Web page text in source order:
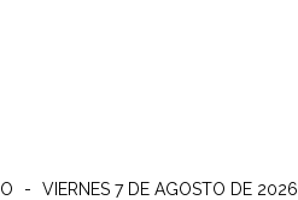
- VIERNES 7 DE AGOSTO DE 2026